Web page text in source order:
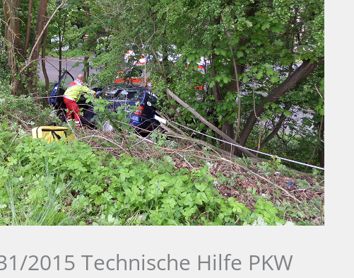
2015 Technische Hilfe PKW